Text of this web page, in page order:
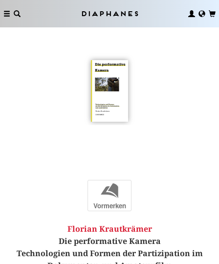
Diaphanes
b
Vormerken
Florian Krautkrämer
Die performative Kamera
Technologien und Formen der Partizipation im